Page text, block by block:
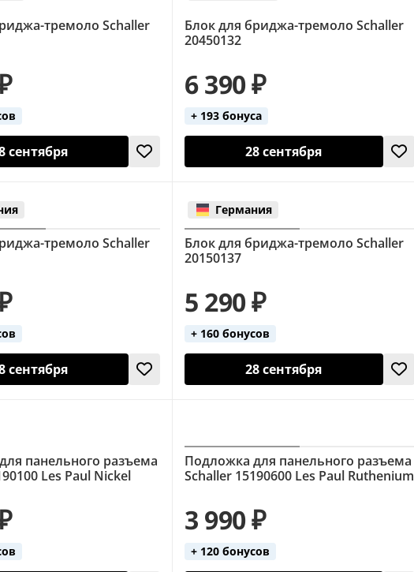
тремоло Schaller
сентября
Блок для бриджа-тремоло Schaller
20450132
6 390 ₽
+ 193 бонуса
28 сентября
тремоло Schaller
сентября
Блок для бриджа-тремоло Schaller
20150137
Германия
5 290 ₽
+ 160 бонусов
28 сентября
панельного разъема
Les Paul Nickel
Подложка для панельного разъема
Schaller 15190600 Les Paul Ruthenium
3 990 ₽
+ 120 бонусов